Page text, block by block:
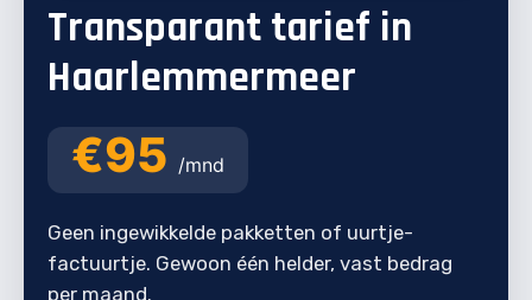
Transparant tarief in
Haarlemmermeer
€95 /mnd
Geen ingewikkelde pakketten of uurtje-
factuurtje. Gewoon één helder, vast bedrag
per maand.